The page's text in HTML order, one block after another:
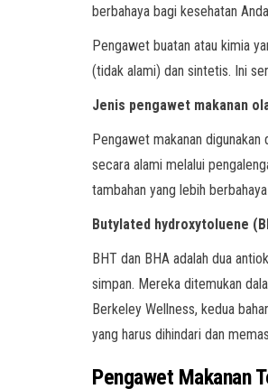
berbahaya bagi kesehatan
Pengawet buatan atau kimia
(tidak alami) dan sintetis. Ini
Jenis pengawet makanan
Pengawet makanan
secara alami melalui
tambahan yang lebih
Butylated hydroxytoluene
BHT dan BHA adalah dua
simpan. Mereka ditemukan
Berkeley Wellness, kedua
yang harus dihindari dan
Pengawet Makanan